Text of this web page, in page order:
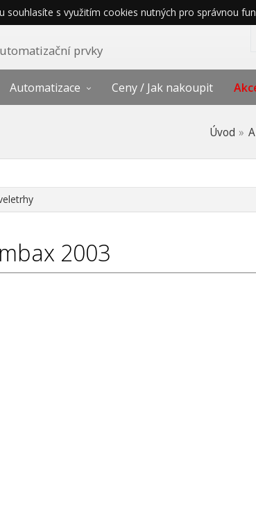
souhlasíte s využitím cookies nutných pro správnou
prvky
Automatizace Ceny / Jak nakoupit
Úvod
2003